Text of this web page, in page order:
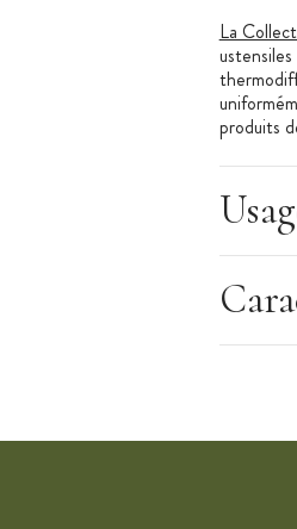
La
produits
La
courte
leader de
facile et
Cristel